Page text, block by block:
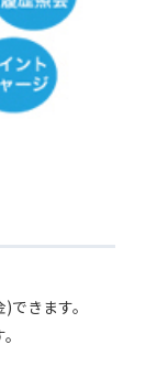
きます。